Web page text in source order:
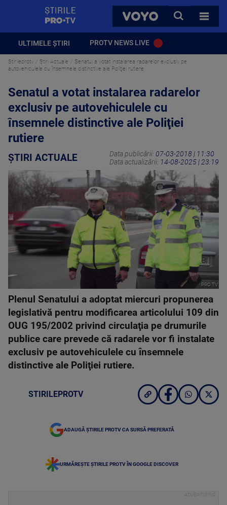
VOYO
CAUTA
TOATE
ULTIMELE ȘTIRI PROTV NEWS LIVE
Stirileprotv Știri Actuale
Senatul a votat instalarea radarelor exclusiv pe
autovehiculele cu însemnele distinctive ale Poliţiei rutiere
Senatul a votat instalarea radarelor
exclusiv pe autovehiculele cu
însemnele distinctive ale Poliţiei
rutiere
ȘTIRI ACTUALE Data publicării: 07-03-2018 | 11:30
Data actualizării: 14-08-2025 | 23:19
PRO TV
Plenul Senatului a adoptat miercuri propunerea
legislativă pentru modificarea articolului 109 din
OUG 195/2002 privind circulaţia pe drumurile
publice care prevede că radarele vor fi instalate
exclusiv pe autovehiculele cu însemnele
distinctive ale Poliţiei rutiere.
STIRILEPROTV
ADAUGĂ ȘTIRILE PROTV CA SURSĂ PREFERATĂ
URMĂREȘTE ȘTIRILE PROTV ÎN GOOGLE DISCOVER